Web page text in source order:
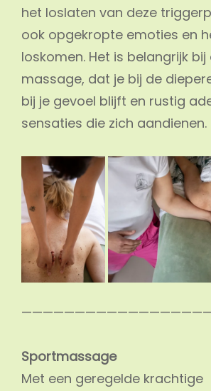
het loslaten van deze
ook opgekropte emoties en
loskomen. Het is belangrijk bij
massage, dat je bij de
bij je gevoel blijft en rustig
sensaties die zich aandienen.
Sportmassage
Met een geregelde krachtige